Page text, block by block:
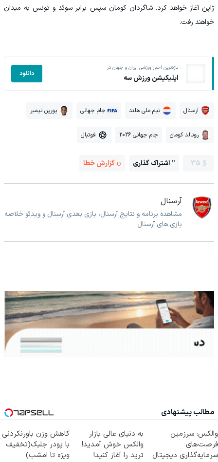
ژاپن آغاز خواهد کرد. شاگردان کومان سپس برابر سوئد و تونس به میدان
خواهند رفت.
تازه‌ترین اخبار ورزشی ایران و جهان در
اپلیکیشن ورزش سه دانلود
آرسنال تیم ملی هلند جام جهانی یورین تیمبر
رونالد کومان جام جهانی 2026 فوتبال
35 اشتراک گذاری گزارش خطا
آرسنال
مشاهده برنامه و نتایج آرسنال، بازی بعدی آرسنال و ویدئو خلاصه
بازی های آرسنال
مطالب پیشنهادی
والکس: سرزمین
فرصت‌های
سرمایه‌گذاری دیجیتال
به دنیای عالی بازار
والکس خوش آمدید!
ترید را آغاز کنید!
کاهش وزن باورنکردنی
با پودر جلبک(تخفیف
ویژه تا امشب)